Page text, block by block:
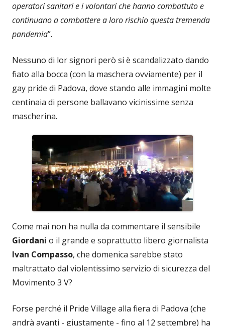
operatori sanitari e i volontari che hanno combattuto e
continuano a combattere a loro rischio questa tremenda
pandemia”.
Nessuno di lor signori però si è scandalizzato dando
fiato alla bocca (con la maschera ovviamente) per il
gay pride di Padova, dove stando alle immagini molte
centinaia di persone ballavano vicinissime senza
mascherina.
Come mai non ha nulla da commentare il sensibile
Giordani o il grande e soprattutto libero giornalista
Ivan Compasso, che domenica sarebbe stato
maltrattato dal violentissimo servizio di sicurezza del
Movimento 3 V?
Forse perché il Pride Village alla fiera di Padova (che
andrà avanti - giustamente - fino al 12 settembre) ha